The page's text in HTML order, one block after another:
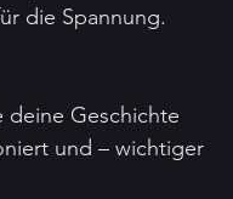
die Spannung.
Geschichte
und – wichtiger